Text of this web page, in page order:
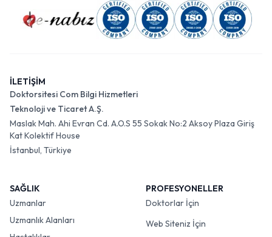
İLETİŞİM
Doktorsitesi Com Bilgi Hizmetleri
Teknoloji ve Ticaret A.Ş.
Maslak Mah. Ahi Evran Cd. A.O.S 55 Sokak No:2 Aksoy Plaza Giriş
Kat Kolektif House
İstanbul, Türkiye
SAĞLIK
Uzmanlar
Uzmanlık Alanları
PROFESYONELLER
Doktorlar İçin
Web Siteniz İçin